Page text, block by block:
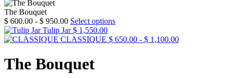
The Bouquet
$ 600.00 - $ 950.00Rango
de
precios:
hasta
$ 950.00
Select options
Tulip Jar $ 1,550.00
CLASSIQUE $ 650.00 - $ 1,100.00Rango
The Bouquet